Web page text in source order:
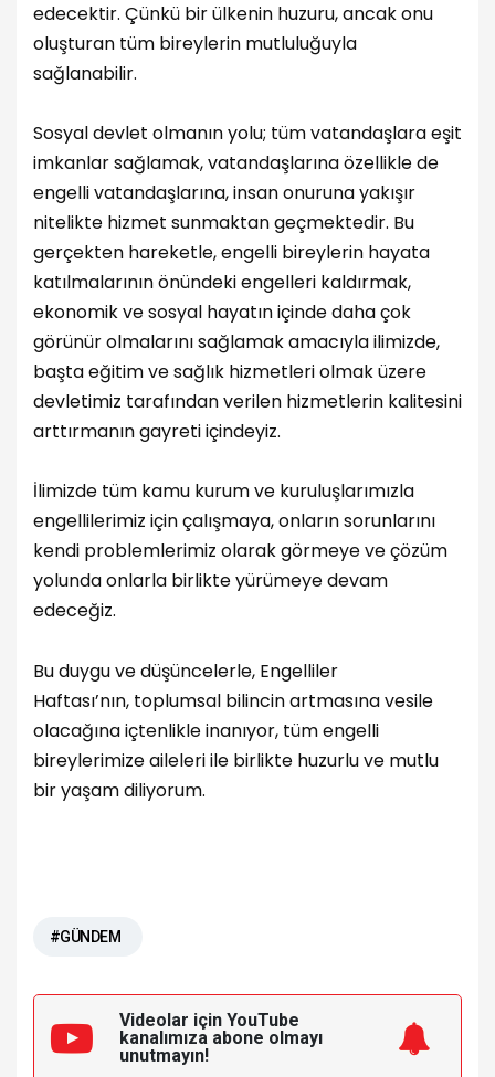
edecektir. Çünkü bir ülkenin huzuru, ancak onu
oluşturan tüm bireylerin mutluluğuyla
sağlanabilir.
Sosyal devlet olmanın yolu; tüm vatandaşlara eşit
imkanlar sağlamak, vatandaşlarına özellikle de
engelli vatandaşlarına, insan onuruna yakışır
nitelikte hizmet sunmaktan geçmektedir. Bu
gerçekten hareketle, engelli bireylerin hayata
katılmalarının önündeki engelleri kaldırmak,
ekonomik ve sosyal hayatın içinde daha çok
görünür olmalarını sağlamak amacıyla ilimizde,
başta eğitim ve sağlık hizmetleri olmak üzere
devletimiz tarafından verilen hizmetlerin kalitesini
arttırmanın gayreti içindeyiz.
İlimizde tüm kamu kurum ve kuruluşlarımızla
engellilerimiz için çalışmaya, onların sorunlarını
kendi problemlerimiz olarak görmeye ve çözüm
yolunda onlarla birlikte yürümeye devam
edeceğiz.
Bu duygu ve düşüncelerle, Engelliler
Haftası’nın, toplumsal bilincin artmasına vesile
olacağına içtenlikle inanıyor, tüm engelli
bireylerimize aileleri ile birlikte huzurlu ve mutlu
bir yaşam diliyorum.
#GÜNDEM
Videolar için YouTube
kanalımıza abone olmayı
unutmayın!